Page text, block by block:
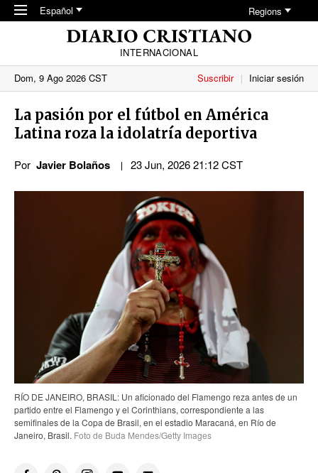
Skip to main content
Español Regions
INTERNACIONAL
Dom, 9 Ago 2026 CST
Suscribir Iniciar sesión
La pasión por el fútbol en América
Latina roza la idolatría deportiva
Por Javier Bolaños 23 Jun, 2026 21:12 CST
RÍO DE JANEIRO, BRASIL: Un aficionado del Flamengo reza antes de un
partido entre el Flamengo y el Corinthians, correspondiente a las
semifinales de la Copa de Brasil, en el estadio Maracaná, en Río de
Janeiro, Brasil. Foto de Buda Mendes/Getty Images